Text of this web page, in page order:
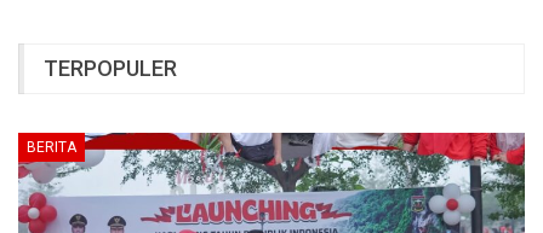
TERPOPULER
BERITA